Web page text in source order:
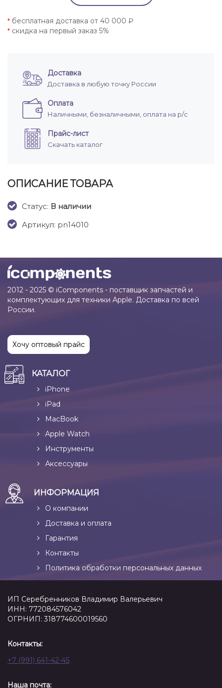
* бесплатная доставка от 40 000 ₽
* скидка на первый заказ 5%
Доставка
Доставка в любую точку России
Оплата
Наличными, безналичными, оплата на р/с
Прайс-лист
Скачать каталог
ОПИСАНИЕ ТОВАРА
Cтатус: В наличии
Артикул: pn14010
2012 - 2025 © iComponents - поставщик запчастей и
комплектующих для техники Apple. Доставка по всей
России.
Хочу оптовый прайс
КАТАЛОГ
iPhone
iPad
MacBook
Apple Watch
Инструменты
Аксессуары
ИНФОРМАЦИЯ
О компании
Доставка и оплата
Гарантия
Контакты
Политика обработки персональных данных
ИП Серебренников Владимир Валерьевич
ИНН: 772084576042
ОГРНИП: 318774600019560
Контакты:
+7 (991) 641-42-45
Наша почта: